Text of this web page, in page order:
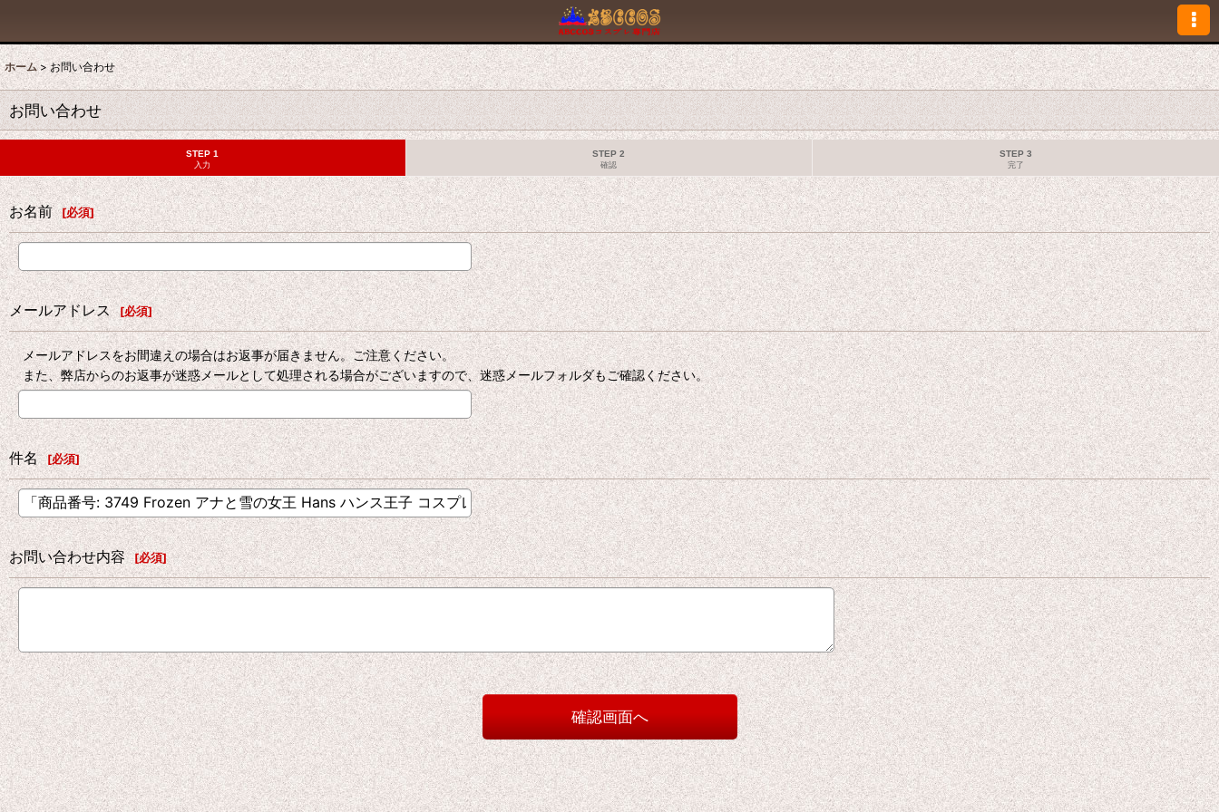
ホーム > お問い合わせ
お問い合わせ
STEP 1
入力
STEP 2
確認
STEP 3
完了
お名前 [必須]
メールアドレス [必須]
メールアドレスをお間違えの場合はお返事が届きません。ご注意ください。
また、弊店からのお返事が迷惑メールとして処理される場合がございますので、迷惑メールフォルダもご確認ください。
件名 [必須]
お問い合わせ内容 [必須]
確認画面へ